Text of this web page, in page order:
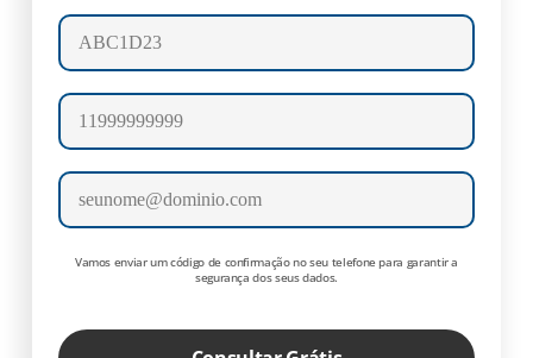
Vamos enviar um código de confirmação no seu telefone para garantir a
segurança dos seus dados.